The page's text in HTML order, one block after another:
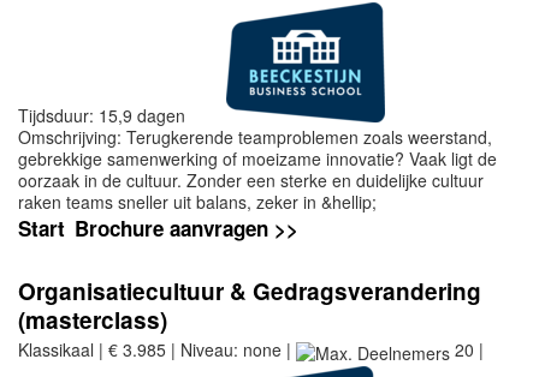
Tijdsduur: 15,9 dagen
Omschrijving: Terugkerende teamproblemen zoals weerstand,
gebrekkige samenwerking of moeizame innovatie? Vaak ligt de
oorzaak in de cultuur. Zonder een sterke en duidelijke cultuur
raken teams sneller uit balans, zeker in &hellip;
Start Brochure aanvragen >>
Organisatiecultuur & Gedragsverandering
(masterclass)
Klassikaal | € 3.985 | Niveau: none | 20 |